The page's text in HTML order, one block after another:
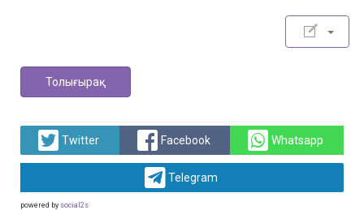
Толығырақ
Twitter Facebook Whatsapp
Telegram
powered by social2s